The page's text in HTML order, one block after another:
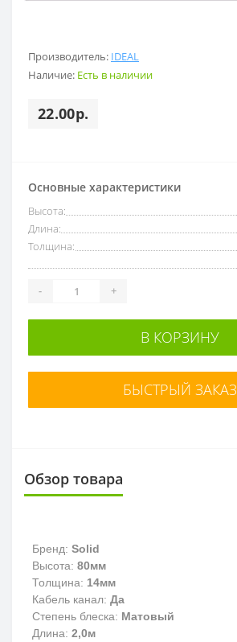
Производитель: IDEAL
Наличие: Есть в наличии
22.00р.
Основные характеристики
Высота:
Длина:
Толщина:
- +
В КОРЗИНУ
БЫСТРЫЙ ЗАКАЗ
Обзор товара
Бренд: Solid
Высота: 80мм
Толщина: 14мм
Кабель канал: Да
Степень блеска: Матовый
Длина: 2,0м